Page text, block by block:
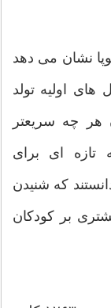
نشان می دهد
های اولیه تولد
چه سریعتر
تازه ای برای
که شنیدن
بر کودکان